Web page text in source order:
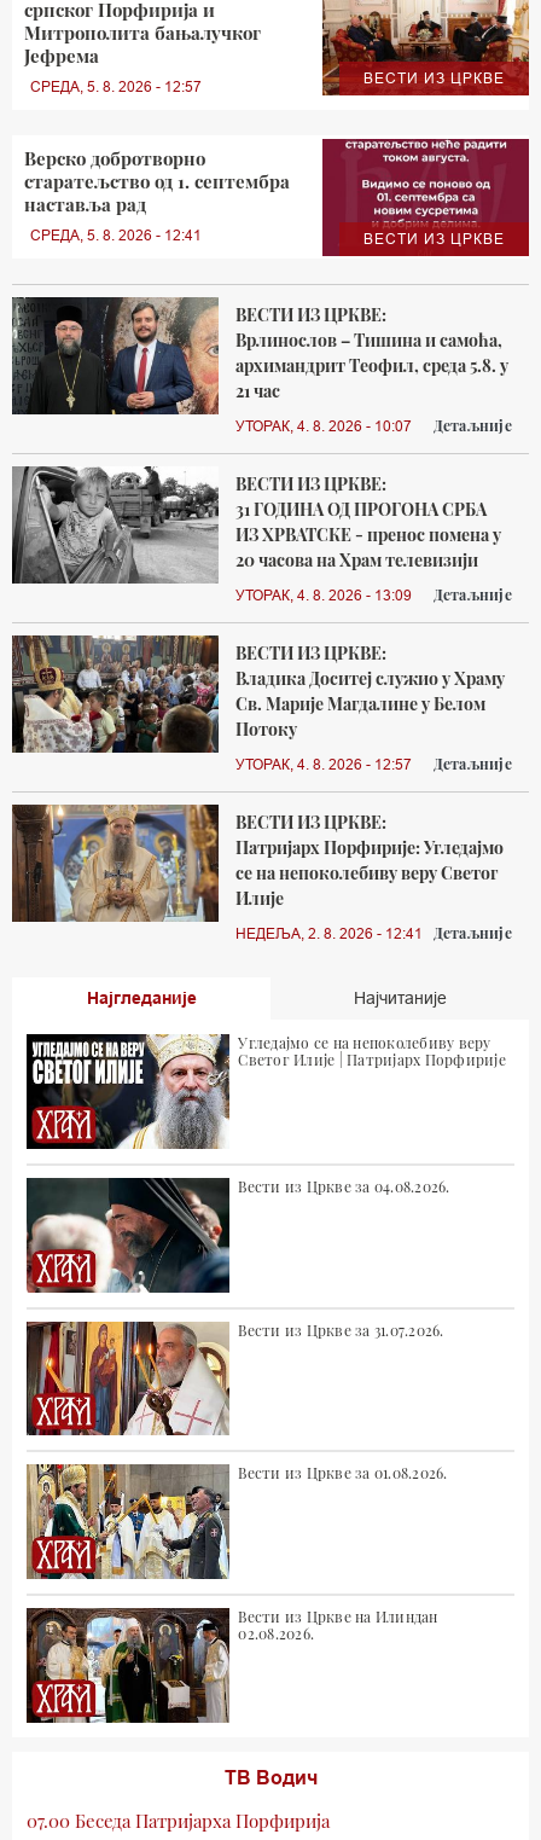
ВЕСТИ ИЗ ЦРКВЕ
српског Порфирија и
Митрополита бањалучког
Јефрема
СРЕДА, 5. 8. 2026 - 12:57
ВЕСТИ ИЗ ЦРКВЕ
Верско добротворно
старатељство од 1. септембра
наставља рад
СРЕДА, 5. 8. 2026 - 12:41
ВЕСТИ ИЗ ЦРКВЕ:
Врлинослов – Тишина и самоћа,
архимандрит Теофил, среда 5.8. у
21 час
УТОРАК, 4. 8. 2026 - 10:07 Детаљније
ВЕСТИ ИЗ ЦРКВЕ:
31 ГОДИНА ОД ПРОГОНА СРБА
ИЗ ХРВАТСКЕ - пренос помена у
20 часова на Храм телевизији
УТОРАК, 4. 8. 2026 - 13:09 Детаљније
ВЕСТИ ИЗ ЦРКВЕ:
Владика Доситеј служио у Храму
Св. Марије Магдалине у Белом
Потоку
УТОРАК, 4. 8. 2026 - 12:57 Детаљније
ВЕСТИ ИЗ ЦРКВЕ:
Патријарх Порфирије: Угледајмо
се на непоколебиву веру Светог
Илије
НЕДЕЉА, 2. 8. 2026 - 12:41 Детаљније
Најгледаније Најчитаније
Угледајмо се на непоколебиву веру
Светог Илије | Патријарх Порфирије
Вести из Цркве за 04.08.2026.
Вести из Цркве за 31.07.2026.
Вести из Цркве за 01.08.2026.
Вести из Цркве на Илиндан
02.08.2026.
ТВ Водич
07.00 Беседа Патријарха Порфирија